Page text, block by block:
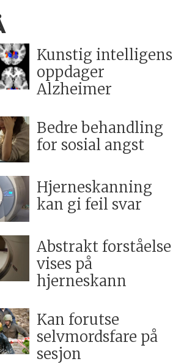
Kunstig intelligens
oppdager
Alzheimer
Bedre behandling
for sosial angst
Hjerneskanning
kan gi feil svar
Abstrakt forståelse
vises på
hjerneskann
Kan forutse
selvmordsfare på
sesjon